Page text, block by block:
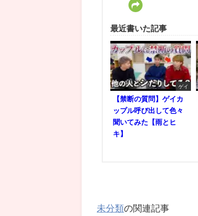
最近書いた記事
ゲイ
【禁断の質問】ゲイカ
ップル呼び出して色々
聞いてみた【雨とヒ
キ】
未分類の関連記事